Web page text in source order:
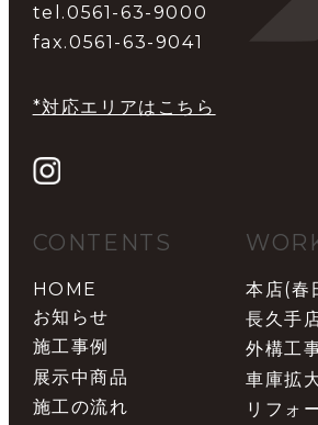
tel.0561-63-9000
fax.0561-63-9041
*対応エリアはこちら
CONTENTS
HOME
お知らせ
施工事例
展示中商品
施工の流れ
本店(春
長久手
外構工
車庫拡
リフォ